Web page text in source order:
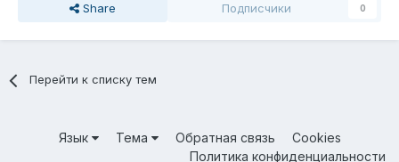
Share Подписчики 0
Перейти к списку тем
Язык Тема Обратная связь
Cookies
Политика конфиденциальности